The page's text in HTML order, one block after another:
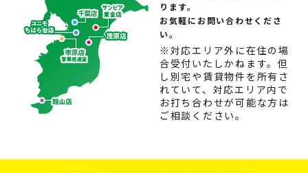
ります。
お気軽にお問い合わせくださ
い。
※対応エリア外に在住の場
合受付いたしかねます。但
し別宅や賃貸物件を所有さ
れていて、対応エリア内で
お打ち合わせが可能な方は
ご相談ください。